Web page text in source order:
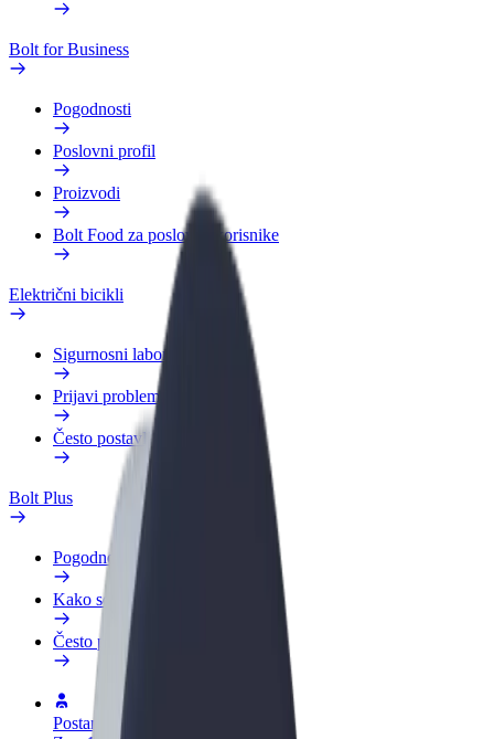
Bolt for Business
Pogodnosti
Poslovni profil
Proizvodi
Bolt Food za poslovne korisnike
Električni bicikli
Sigurnosni laboratorij
Prijavi problem
Često postavljana pitanja
Bolt Plus
Pogodnosti
Kako se pridružiti
Često postavljana pitanja
Postani vozač